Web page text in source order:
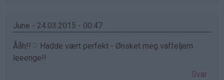
June - 24.03.2015 - 00:47
Ååh!!♡ Hadde vært perfekt - Ønsket meg vaffeljern
leeenge!!
Svar